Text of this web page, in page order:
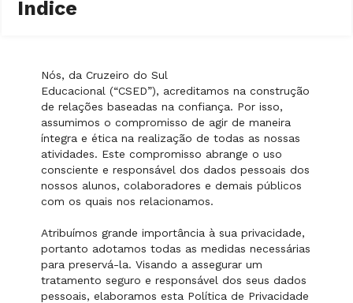
Índice
Nós, da Cruzeiro do Sul
Educacional (“CSED”), acreditamos na construção
de relações baseadas na confiança. Por isso,
assumimos o compromisso de agir de maneira
íntegra e ética na realização de todas as nossas
atividades. Este compromisso abrange o uso
consciente e responsável dos dados pessoais dos
nossos alunos, colaboradores e demais públicos
com os quais nos relacionamos.
Atribuímos grande importância à sua privacidade,
portanto adotamos todas as medidas necessárias
para preservá-la. Visando a assegurar um
tratamento seguro e responsável dos seus dados
pessoais, elaboramos esta Política de Privacidade